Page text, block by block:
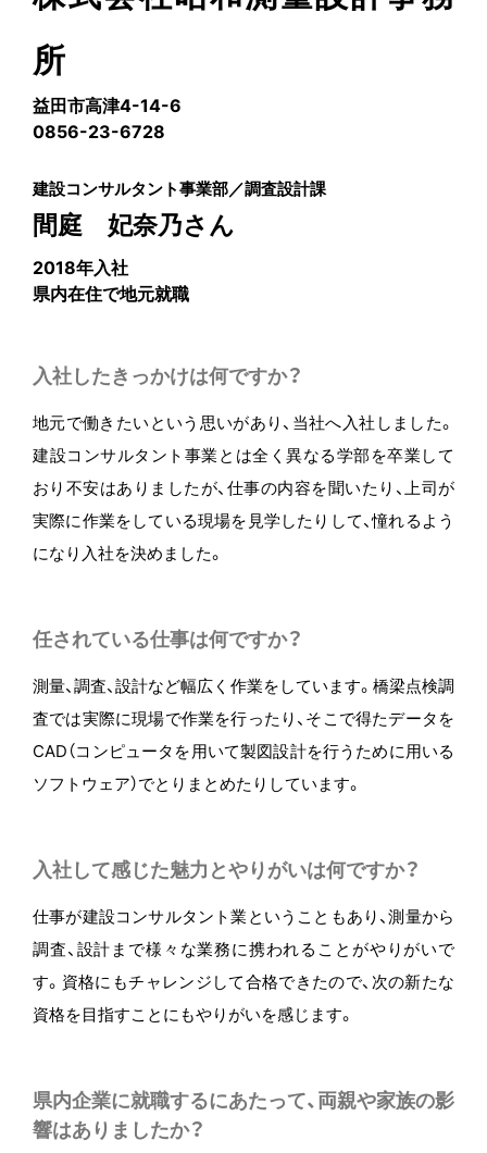
所
益田市高津4-14-6
0856-23-6728
建設コンサルタント事業部／調査設計課
間庭 妃奈乃さん
2018年入社
県内在住で地元就職
入社したきっかけは何ですか？
地元で働きたいという思いがあり、当社へ入社しました。
建設コンサルタント事業とは全く異なる学部を卒業して
おり不安はありましたが、仕事の内容を聞いたり、上司が
実際に作業をしている現場を見学したりして、憧れるよう
になり入社を決めました。
任されている仕事は何ですか？
測量、調査、設計など幅広く作業をしています。橋梁点検調
査では実際に現場で作業を行ったり、そこで得たデータを
CAD（コンピュータを用いて製図設計を行うために用いる
ソフトウェア）でとりまとめたりしています。
入社して感じた魅力とやりがいは何ですか？
仕事が建設コンサルタント業ということもあり、測量から
調査、設計まで様々な業務に携われることがやりがいで
す。資格にもチャレンジして合格できたので、次の新たな
資格を目指すことにもやりがいを感じます。
県内企業に就職するにあたって、両親や家族の影
響はありましたか？